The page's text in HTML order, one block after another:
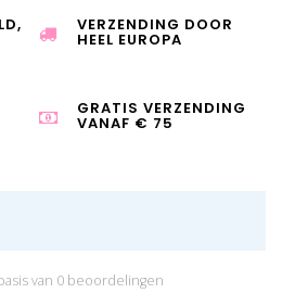
VERZENDING DOOR
HEEL EUROPA
GRATIS VERZENDING
VANAF € 75
van 0 beoordelingen